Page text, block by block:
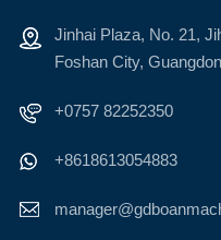
PLUS
Jinhai Plaza, No. 21,
Foshan City,
+0757 82252350
+8618613054883